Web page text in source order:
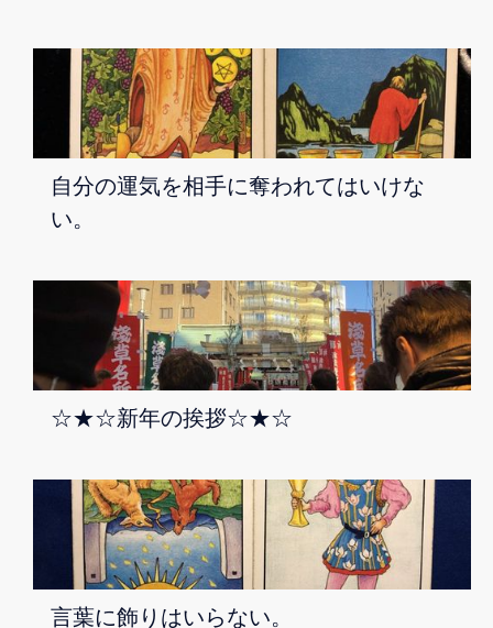
自分の運気を相手に奪われてはいけな
い。
☆★☆新年の挨拶☆★☆
言葉に飾りはいらない。